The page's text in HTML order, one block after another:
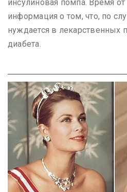
инсулиновая помпа. Время
информация о том, что, по
нуждается в лекарственных
диабета.